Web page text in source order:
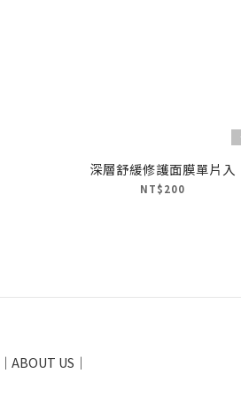
深層舒緩修護面膜單片入
NT$200
｜ABOUT US｜